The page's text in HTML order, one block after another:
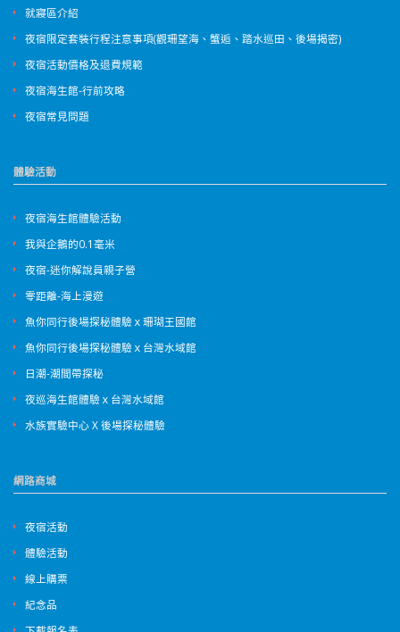
就寢區介紹
夜宿限定套裝行程注意事項(觀珊望海、蟹逅、踏水巡田、後場揭密)
夜宿活動價格及退費規範
夜宿海生館-行前攻略
夜宿常見問題
體驗活動
夜宿海生館體驗活動
我與企鵝的0.1毫米
夜宿-迷你解說員親子營
零距離-海上漫遊
魚你同行後場探秘體驗ｘ珊瑚王國館
魚你同行後場探秘體驗ｘ台灣水域館
日潮-潮間帶探秘
夜巡海生館體驗ｘ台灣水域館
水族實驗中心 X 後場探秘體驗
網路商城
夜宿活動
體驗活動
線上購票
紀念品